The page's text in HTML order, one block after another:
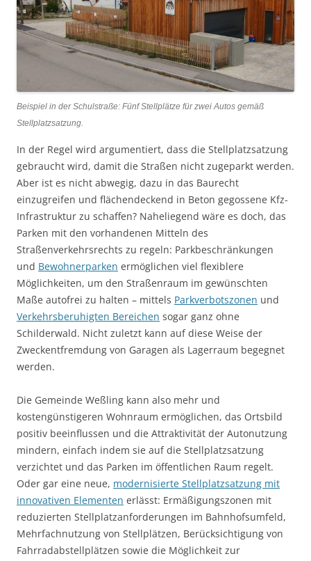
Beispiel in der Schulstraße: Fünf Stellplätze für zwei Autos gemäß
Stellplatzsatzung.
In der Regel wird argumentiert, dass die Stellplatzsatzung
gebraucht wird, damit die Straßen nicht zugeparkt werden.
Aber ist es nicht abwegig, dazu in das Baurecht
einzugreifen und flächendeckend in Beton gegossene Kfz-
Infrastruktur zu schaffen? Naheliegend wäre es doch, das
Parken mit den vorhandenen Mitteln des
Straßenverkehrsrechts zu regeln: Parkbeschränkungen
und Bewohnerparken ermöglichen viel flexiblere
Möglichkeiten, um den Straßenraum im gewünschten
Maße autofrei zu halten – mittels Parkverbotszonen und
Verkehrsberuhigten Bereichen sogar ganz ohne
Schilderwald. Nicht zuletzt kann auf diese Weise der
Zweckentfremdung von Garagen als Lagerraum begegnet
werden.
Die Gemeinde Weßling kann also mehr und
kostengünstigeren Wohnraum ermöglichen, das Ortsbild
positiv beeinflussen und die Attraktivität der Autonutzung
mindern, einfach indem sie auf die Stellplatzsatzung
verzichtet und das Parken im öffentlichen Raum regelt.
Oder gar eine neue, modernisierte Stellplatzsatzung mit
innovativen Elementen erlässt: Ermäßigungszonen mit
reduzierten Stellplatzanforderungen im Bahnhofsumfeld,
Mehrfachnutzung von Stellplätzen, Berücksichtigung von
Fahrradabstellplätzen sowie die Möglichkeit zur